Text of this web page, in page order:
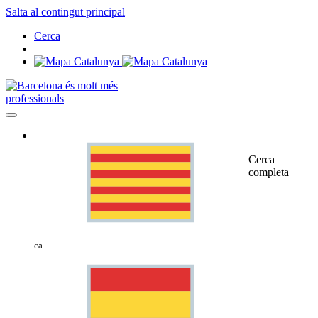
Salta al contingut principal
Cerca
professionals
ca
Cerca
completa